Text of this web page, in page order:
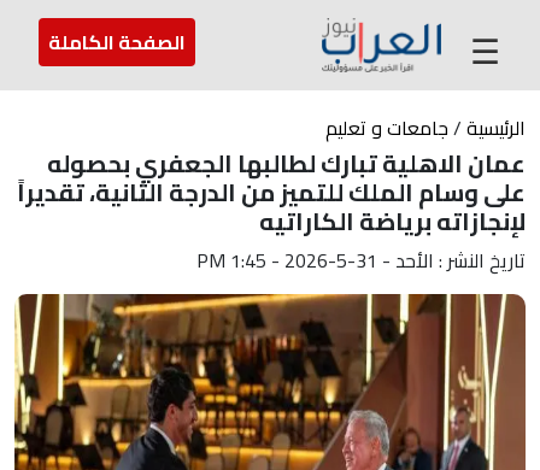
عن العراب ارسل لنا ☰ الصفحة الكاملة
الرئيسية/جامعات و تعليم
عمان الاهلية تبارك لطالبها الجعفري بحصوله
على وسام الملك للتميز من الدرجة الثانية، تقديراً
لإنجازاته برياضة الكاراتيه
تاريخ النشر : الأحد - 31-5-2026 - 1:45 PM